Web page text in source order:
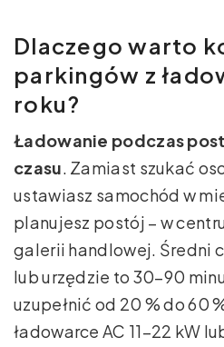
Dlaczego warto
parkingów z
roku?
Ładowanie podczas
czasu. Zamiast szukać
ustawiasz samochód w
planujesz postój – w
galerii handlowej. Średni
lub urzędzie to 30–90
uzupełnić od 20 % do 60
ładowarce AC 11–22 kW